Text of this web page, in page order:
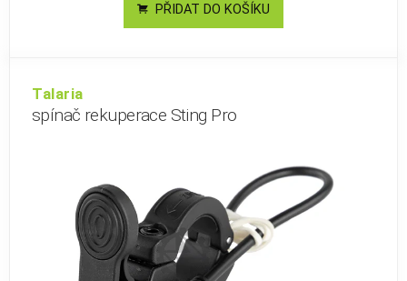
PŘIDAT DO KOŠÍKU
Talaria
spínač rekuperace Sting Pro